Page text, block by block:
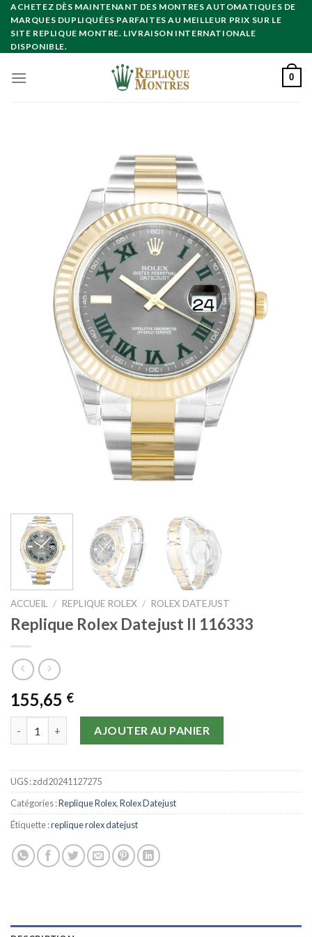
Skip
content
ACHETEZ DÈS MAINTENANT DES MONTRES AUTOMATIQUES DE
MARQUES DUPLIQUÉES PARFAITES AU MEILLEUR PRIX SUR LE
SITE REPLIQUE MONTRE. LIVRAISON INTERNATIONALE
DISPONIBLE.
0
ACCUEIL / REPLIQUE ROLEX / ROLEX DATEJUST
Replique Rolex Datejust II 116333
155,65 €
AJOUTER AU PANIER
UGS :zdd20241127275
Catégories :Replique Rolex,Rolex Datejust
Étiquette :replique rolex datejust